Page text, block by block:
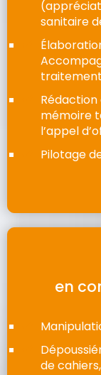
sanitaire
Rédaction
mémoire
l’appel
Pilotage
en
de